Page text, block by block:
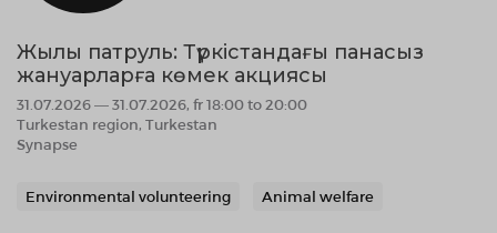
Жылы патруль: Түркістандағы панасыз
жануарларға көмек акциясы
31.07.2026 — 31.07.2026, fr 18:00 to 20:00
Turkestan region, Turkestan
Synapse
Environmental volunteering Animal welfare